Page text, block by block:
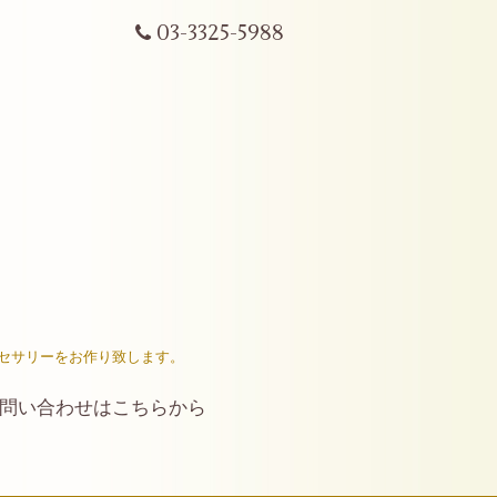
03-3325-5988
リーをお作り致します。
い合わせはこちらから